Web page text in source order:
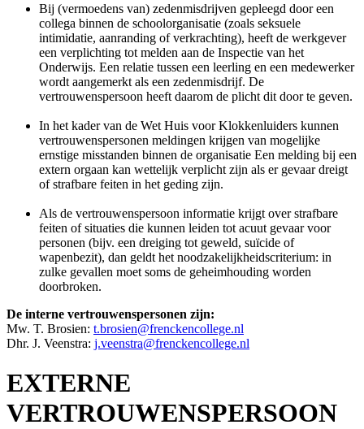
Bij (vermoedens van) zedenmisdrijven gepleegd door een
collega binnen de schoolorganisatie (zoals seksuele
intimidatie, aanranding of verkrachting), heeft de werkgever
een verplichting tot melden aan de Inspectie van het
Onderwijs. Een relatie tussen een leerling en een medewerker
wordt aangemerkt als een zedenmisdrijf. De
vertrouwenspersoon heeft daarom de plicht dit door te geven.
In het kader van de Wet Huis voor Klokkenluiders kunnen
vertrouwenspersonen meldingen krijgen van mogelijke
ernstige misstanden binnen de organisatie Een melding bij een
extern orgaan kan wettelijk verplicht zijn als er gevaar dreigt
of strafbare feiten in het geding zijn.
Als de vertrouwenspersoon informatie krijgt over strafbare
feiten of situaties die kunnen leiden tot acuut gevaar voor
personen (bijv. een dreiging tot geweld, suïcide of
wapenbezit), dan geldt het noodzakelijkheidscriterium: in
zulke gevallen moet soms de geheimhouding worden
doorbroken.
De interne vertrouwenspersonen zijn:
Mw. T. Brosien: t.brosien@frenckencollege.nl
Dhr. J. Veenstra: j.veenstra@frenckencollege.nl
EXTERNE
VERTROUWENSPERSOON